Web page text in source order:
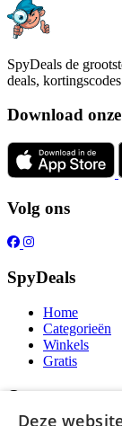
SpyDeals de
deals,
Download
Volg ons
SpyDeals
Home
Categorieën
Winkels
Gratis
Over ons
Deze